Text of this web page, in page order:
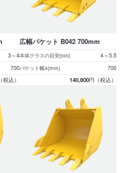
3～4
700
税込）
広幅バケット B042 700mm
本体クラスの目安[ton] 4～5.5
バケット幅A[mm] 700
140,800円（税込）